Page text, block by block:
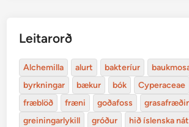
Leitarorð
Alchemilla alurt bakteríur
byrkningar
bækur bók Cyperaceae
fræblöð
fræni goðafoss
greiningarlykill
gróður
hið íslenska